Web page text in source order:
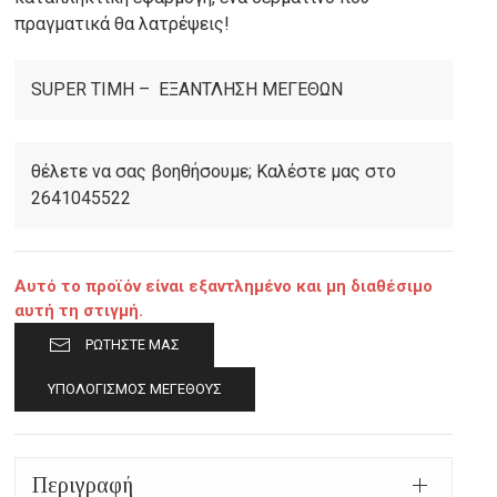
πραγματικά θα λατρέψεις!
SUPER ΤΙΜΗ – ΕΞΑΝΤΛΗΣΗ ΜΕΓΕΘΩΝ
θέλετε να σας βοηθήσουμε; Καλέστε μας στο
2641045522
Αυτό το προϊόν είναι εξαντλημένο και μη διαθέσιμο
αυτή τη στιγμή.
ΡΩΤΉΣΤΕ ΜΑΣ
ΥΠΟΛΟΓΙΣΜΌΣ ΜΕΓΈΘΟΥΣ
Περιγραφή